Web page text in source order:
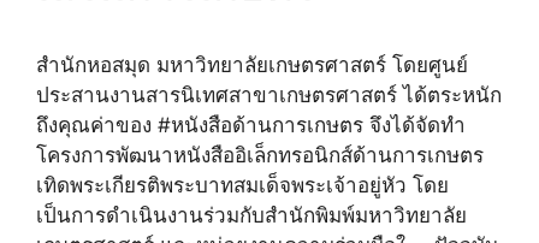
สำนักหอสมุด มหาวิทยาลัยเกษตรศาสตร์ โดยศูนย์
ประสานงานสารนิเทศสาขาเกษตรศาสตร์ ได้ตระหนัก
ถึงคุณค่าของ #หนังสือด้านการเกษตร จึงได้จัดทำ
โครงการพัฒนาหนังสืออิเล็กทรอนิกส์ด้านการเกษตร
เทิดพระเกียรติพระบาทสมเด็จพระเจ้าอยู่หัว โดย
เป็นการดำเนินงานร่วมกับสำนักพิมพ์มหาวิทยาลัย